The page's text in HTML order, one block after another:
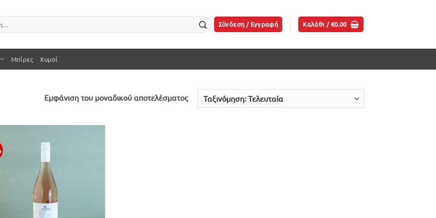
Σύνδεση / Εγγραφή Καλάθι /€0.00
Μπίρες Χυμοί
Εμφάνιση του μοναδικού αποτελέσματος